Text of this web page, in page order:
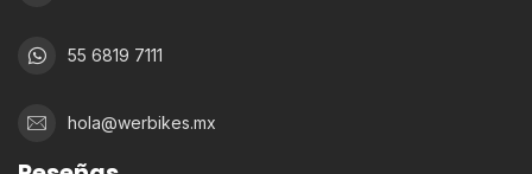
55 6819 7111
hola@werbikes.mx